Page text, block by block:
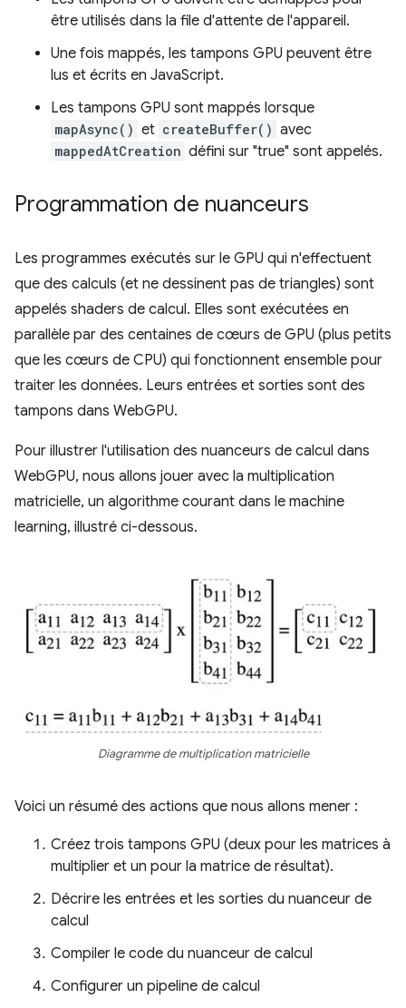
être utilisés dans la file d'attente de l'appareil.
Une fois mappés, les tampons GPU peuvent être
lus et écrits en JavaScript.
Les tampons GPU sont mappés lorsque
mapAsync() et createBuffer() avec
mappedAtCreation défini sur "true" sont appelés.
Programmation de nuanceurs
Les programmes exécutés sur le GPU qui n'effectuent
que des calculs (et ne dessinent pas de triangles) sont
appelés shaders de calcul. Elles sont exécutées en
parallèle par des centaines de cœurs de GPU (plus petits
que les cœurs de CPU) qui fonctionnent ensemble pour
traiter les données. Leurs entrées et sorties sont des
tampons dans WebGPU.
Pour illustrer l'utilisation des nuanceurs de calcul dans
WebGPU, nous allons jouer avec la multiplication
matricielle, un algorithme courant dans le machine
learning, illustré ci-dessous.
Diagramme de multiplication matricielle
Voici un résumé des actions que nous allons mener :
Créez trois tampons GPU (deux pour les matrices à
multiplier et un pour la matrice de résultat).
Décrire les entrées et les sorties du nuanceur de
calcul
Compiler le code du nuanceur de calcul
Configurer un pipeline de calcul